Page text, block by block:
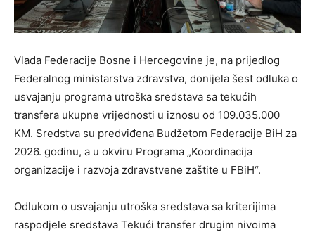
Vlada Federacije Bosne i Hercegovine je, na prijedlog
Federalnog ministarstva zdravstva, donijela šest odluka o
usvajanju programa utroška sredstava sa tekućih
transfera ukupne vrijednosti u iznosu od 109.035.000
KM. Sredstva su predviđena Budžetom Federacije BiH za
2026. godinu, a u okviru Programa „Koordinacija
organizacije i razvoja zdravstvene zaštite u FBiH“.
Odlukom o usvajanju utroška sredstava sa kriterijima
raspodjele sredstava Tekući transfer drugim nivoima